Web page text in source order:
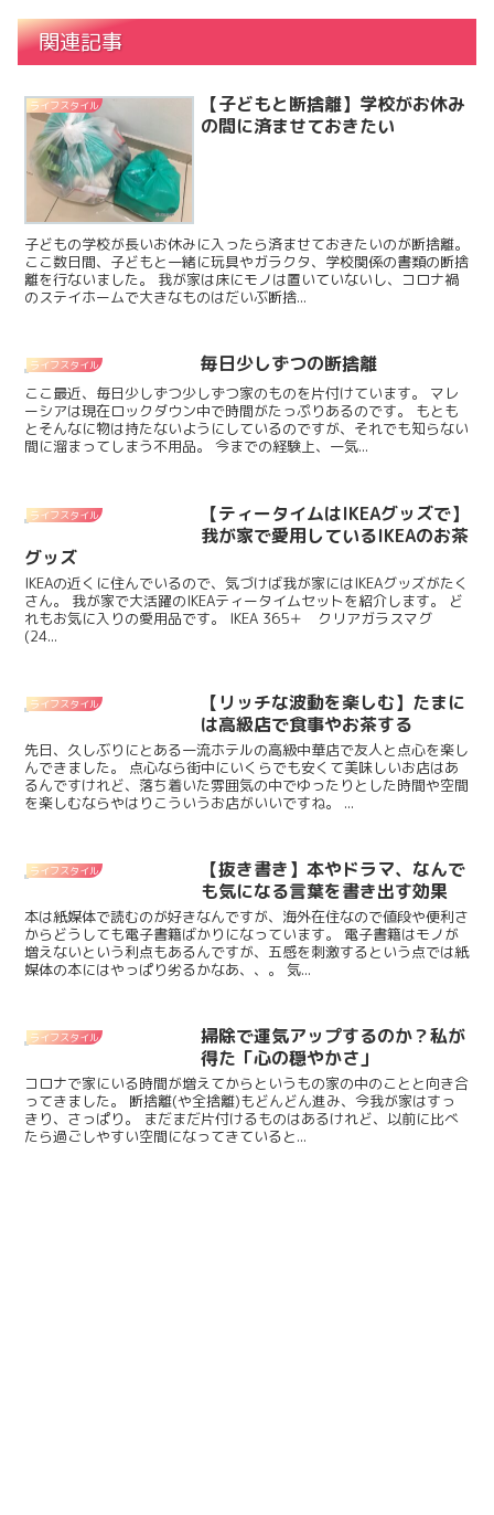
関連記事
ライフスタイル
【子どもと断捨離】学校がお休み
の間に済ませておきたい
子どもの学校が長いお休みに入ったら済ませておきたいのが断捨離。
ここ数日間、子どもと一緒に玩具やガラクタ、学校関係の書類の断捨
離を行ないました。 我が家は床にモノは置いていないし、コロナ禍
のステイホームで大きなものはだいぶ断捨...
ライフスタイル 毎日少しずつの断捨離
ここ最近、毎日少しずつ少しずつ家のものを片付けています。 マレ
ーシアは現在ロックダウン中で時間がたっぷりあるのです。 もとも
とそんなに物は持たないようにしているのですが、それでも知らない
間に溜まってしまう不用品。 今までの経験上、一気...
ライフスタイル
【ティータイムはIKEAグッズで】
我が家で愛用しているIKEAのお茶
グッズ
IKEAの近くに住んでいるので、気づけば我が家にはIKEAグッズがたく
さん。 我が家で大活躍のIKEAティータイムセットを紹介します。 ど
れもお気に入りの愛用品です。 IKEA 365＋ クリアガラスマグ
(24...
ライフスタイル
【リッチな波動を楽しむ】たまに
は高級店で食事やお茶する
先日、久しぶりにとある一流ホテルの高級中華店で友人と点心を楽し
んできました。 点心なら街中にいくらでも安くて美味しいお店はあ
るんですけれど、落ち着いた雰囲気の中でゆったりとした時間や空間
を楽しむならやはりこういうお店がいいですね。 ...
ライフスタイル
【抜き書き】本やドラマ、なんで
も気になる言葉を書き出す効果
本は紙媒体で読むのが好きなんですが、海外在住なので値段や便利さ
からどうしても電子書籍ばかりになっています。 電子書籍はモノが
増えないという利点もあるんですが、五感を刺激するという点では紙
媒体の本にはやっぱり劣るかなあ、、。 気...
ライフスタイル
掃除で運気アップするのか？私が
得た「心の穏やかさ」
コロナで家にいる時間が増えてからというもの家の中のことと向き合
ってきました。 断捨離(や全捨離)もどんどん進み、今我が家はすっ
きり、さっぱり。 まだまだ片付けるものはあるけれど、以前に比べ
たら過ごしやすい空間になってきていると...